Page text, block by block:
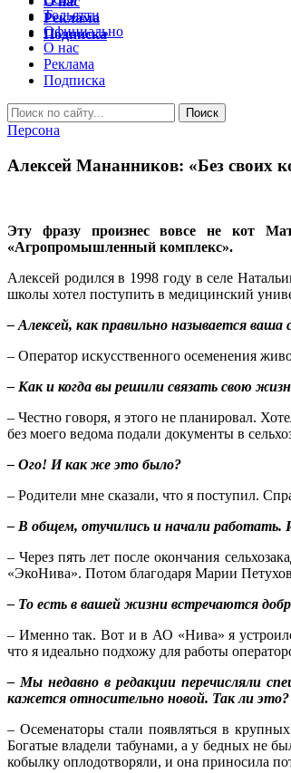
Тольятти
Официально
О нас
Реклама
Подписка
Персона
Алексей Мананников: «Без своих
Эту фразу произнес вовсе не кот
«Агропромышленный комплекс».
Алексей родился в 1998 году в селе
школы хотел поступить в медицинский
– Алексей, как правильно называется ваша
– Оператор искусственного осеменения
– Как и когда вы решили связать свою
– Честно говоря, я этого не планировал.
без моего ведома подали документы в
– Ого! И как же это было?
– Родители мне сказали, что я поступил.
– В общем, отучились и начали работать.
– Через пять лет после окончания
«ЭкоНива». Потом благодаря Марии
– То есть в вашей жизни встречаются
– Именно так. Вот и в АО «Нива» я
что я идеально подхожу для работы
– Мы недавно в редакции перечисляли
кажется относительно новой. Так ли это?
– Осеменаторы стали появляться в
Богатые владели табунами, а у бедных не
кобылку оплодотворяли, и она приносила
Реклама
Подписка